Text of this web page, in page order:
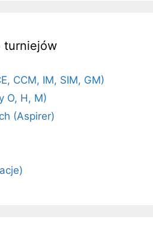
turniejów
CCM, IM, SIM, GM)
O, H, M)
(Aspirer)